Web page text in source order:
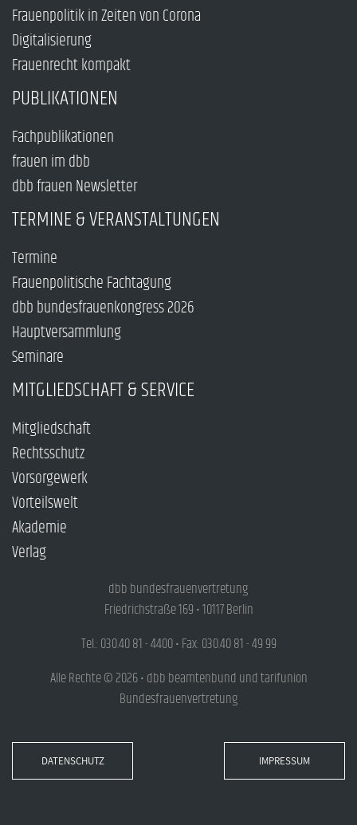
Frauenpolitik in Zeiten von Corona
Digitalisierung
Frauenrecht kompakt
PUBLIKATIONEN
Fachpublikationen
frauen im dbb
dbb frauen Newsletter
TERMINE & VERANSTALTUNGEN
Termine
Frauenpolitische Fachtagung
dbb bundesfrauenkongress 2026
Hauptversammlung
Seminare
MITGLIEDSCHAFT & SERVICE
Mitgliedschaft
Rechtsschutz
Vorsorgewerk
Vorteilswelt
Akademie
Verlag
dbb bundesfrauenvertretung
Friedrichstraße 169 • 10117 Berlin
Tel.: 030.40 81 - 4400 • Fax: 030.40 81 - 49 99
Alle Rechte © 2026 • dbb beamtenbund und tarifunion
Bundesfrauenvertretung
DATENSCHUTZ IMPRESSUM